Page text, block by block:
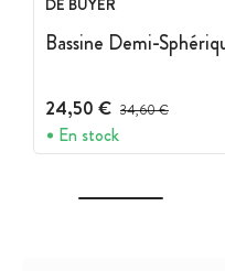
DE BUYER
Bassine Demi-
24,50 € Prix avant réduction :
34,60 €
En stock